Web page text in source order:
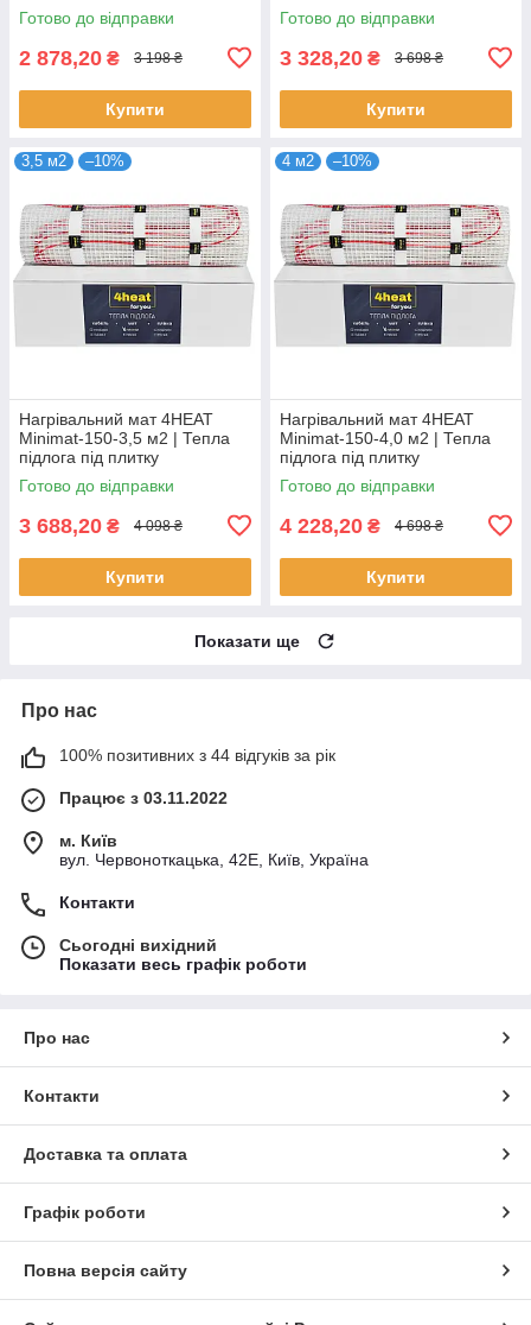
Готово до відправки
2 878,20 ₴ 3 198 ₴
Купити
Готово до відправки
3 328,20 ₴ 3 698 ₴
Купити
3,5 м2 –10%
Нагрівальний мат 4HEAT
Minimat-150-3,5 м2 | Тепла
підлога під плитку
Готово до відправки
3 688,20 ₴ 4 098 ₴
Купити
4 м2 –10%
Нагрівальний мат 4HEAT
Minimat-150-4,0 м2 | Тепла
підлога під плитку
Готово до відправки
4 228,20 ₴ 4 698 ₴
Купити
Показати ще
Про нас
100% позитивних з 44 відгуків за рік
Працює з 03.11.2022
м. Київ
вул. Червоноткацька, 42Е, Київ, Україна
Контакти
Сьогодні вихідний
Показати весь графік роботи
Про нас
Контакти
Доставка та оплата
Графік роботи
Повна версія сайту